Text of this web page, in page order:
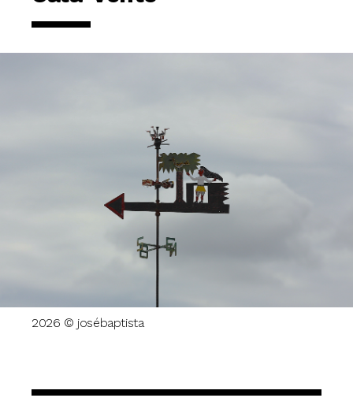
2026 © josébaptista